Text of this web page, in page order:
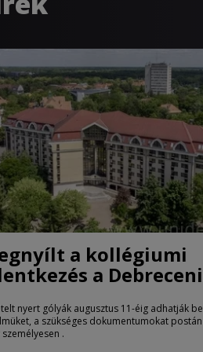
a kollégiumi
a Debreceni
nyert gólyák augusztus 11-éig adhatják be
a szükséges dokumentumokat postán
.